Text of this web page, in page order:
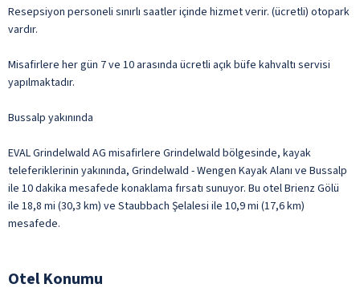
Resepsiyon personeli sınırlı saatler içinde hizmet verir. (ücretli) otopark
vardır.
Misafirlere her gün 7 ve 10 arasında ücretli açık büfe kahvaltı servisi
yapılmaktadır.
Bussalp yakınında
EVAL Grindelwald AG misafirlere Grindelwald bölgesinde, kayak
teleferiklerinin yakınında, Grindelwald - Wengen Kayak Alanı ve Bussalp
ile 10 dakika mesafede konaklama fırsatı sunuyor. Bu otel Brienz Gölü
ile 18,8 mi (30,3 km) ve Staubbach Şelalesi ile 10,9 mi (17,6 km)
mesafede.
Otel Konumu